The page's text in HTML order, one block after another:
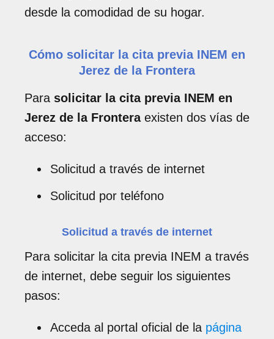
desde la comodidad de su hogar.
Cómo solicitar la cita previa INEM en
Jerez de la Frontera
Para solicitar la cita previa INEM en
Jerez de la Fronteraexisten dos vías de
acceso:
Solicitud a través de internet
Solicitud por teléfono
Solicitud a través de internet
Para solicitar la cita previa INEM a través
de internet, debe seguir los siguientes
pasos:
Acceda al portal oficial de la página